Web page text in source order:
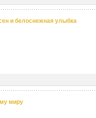
и белоснежная улыбка
миру